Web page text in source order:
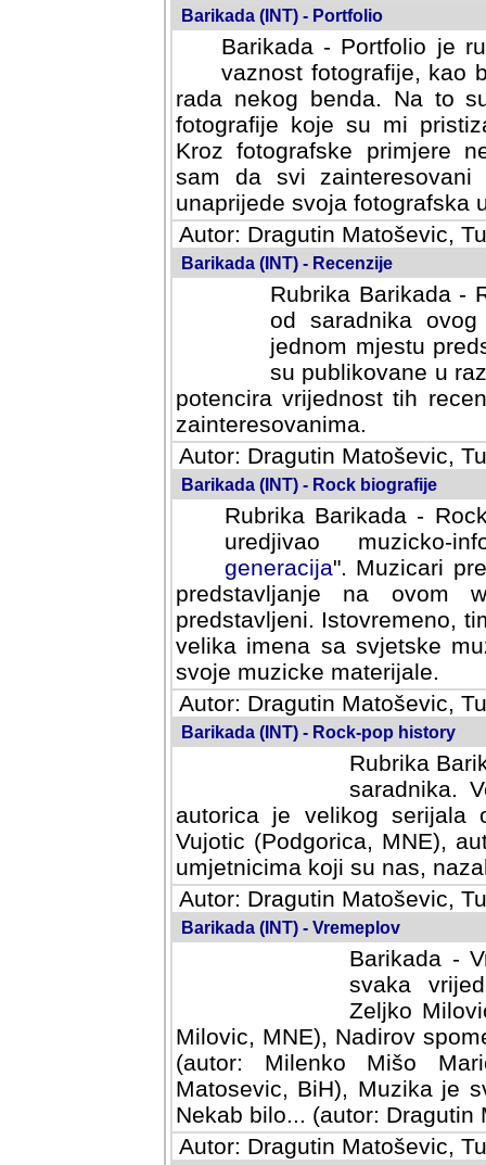
Barikada (INT) - Portfolio
Barikada - Portfolio je
vaznost fotografije, kao
rada nekog benda. Na to
fotografije koje su mi
fotografske primjere
svi zainteresovani
svoja fotografska umijeca.
Autor: Dragutin Matoševic,
Barikada (INT) - Recenzije
Rubrika Barikada -
od saradnika
jednom mjestu
su publikovane u
potencira vrijednost tih
zainteresovanima.
Autor: Dragutin Matoševic,
Barikada (INT) - Rock biografije
Rubrika Barikada -
uredjivao muzicko-
Muzicari predstavljeni u
na ovom web portalu
Istovremeno, tim nacinom
sa svjetske muzicke scene
materijale.
Autor: Dragutin Matoševic,
Barikada (INT) - Rock-pop history
Rubrika
saradnika.
autorica je velikog serijala
Vujotic (Podgorica, MNE),
umjetnicima koji su nas,
Autor: Dragutin Matoševic,
Barikada (INT) - Vremeplov
Barikada -
svaka
Milovic,
MNE), Nadirov spomenar
Milenko Mišo Maric, UK),
Muzika je svirala (autor:
(autor: Dragutin Matosevic,
Autor: Dragutin Matoševic,